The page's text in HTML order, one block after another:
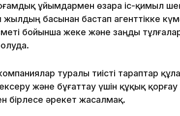
ұйымдармен өзара іс-қимыл
басынан бастап агенттікке
бойынша жеке және заңды
туралы тиісті тараптар
және бұғаттау үшін құқық
бірлесе әрекет жасалмақ.